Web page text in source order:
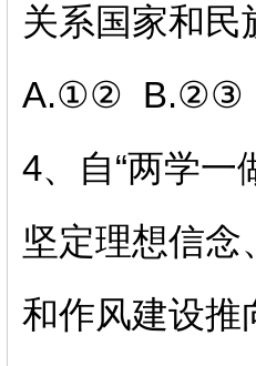
关系国家和
A.①②
4、
自“两学一
坚定理想信
和作风建设推